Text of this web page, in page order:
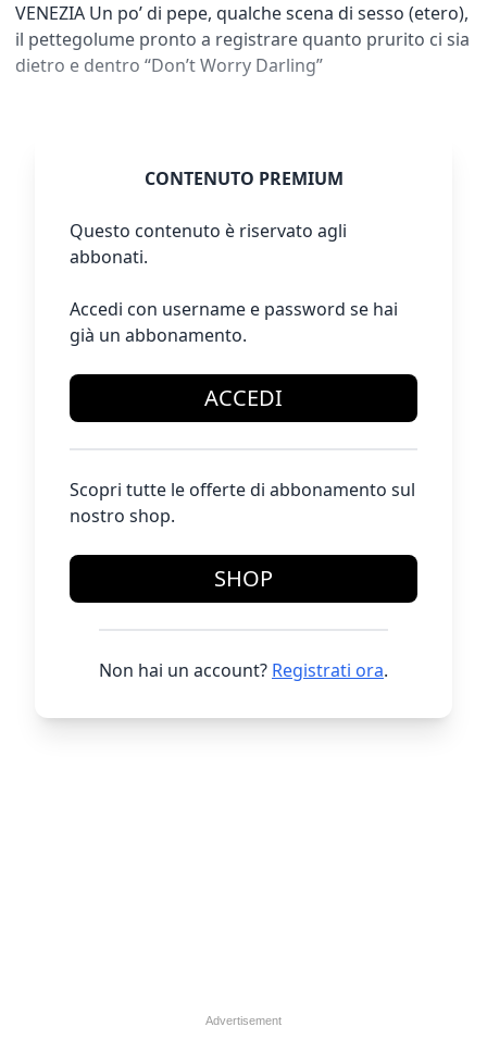
VENEZIA Un po’ di pepe, qualche scena di sesso (etero),
il pettegolume pronto a registrare quanto prurito ci sia
dietro e dentro “Don’t Worry Darling”
CONTENUTO PREMIUM
Questo contenuto è riservato agli
abbonati.
Accedi con username e password se hai
già un abbonamento.
ACCEDI
Scopri tutte le offerte di abbonamento sul
nostro shop.
SHOP
Non hai un account? Registrati ora.